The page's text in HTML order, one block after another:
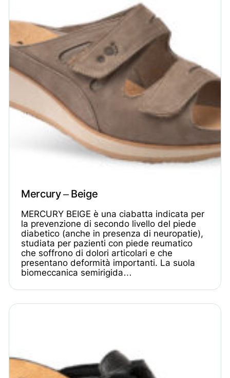
Mercury – Beige
MERCURY BEIGE è una ciabatta indicata per
la prevenzione di secondo livello del piede
diabetico (anche in presenza di neuropatie),
studiata per pazienti con piede reumatico
che soffrono di dolori articolari e che
presentano deformità importanti. La suola
biomeccanica semirigida…